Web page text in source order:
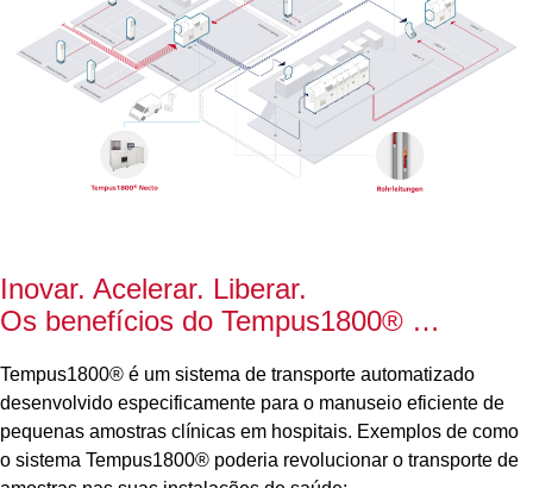
Inovar. Acelerar. Liberar.
Os benefícios do Tempus1800® …
Tempus1800® é um sistema de transporte automatizado
desenvolvido especificamente para o manuseio eficiente de
pequenas amostras clínicas em hospitais. Exemplos de como
o sistema Tempus1800® poderia revolucionar o transporte de